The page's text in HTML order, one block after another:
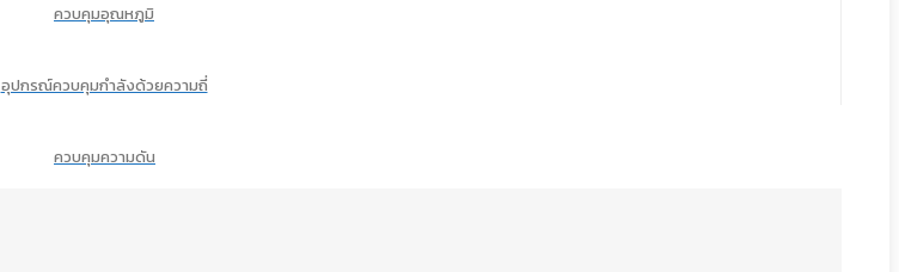
ควบคุมอุณหภูมิ
อุปกรณ์ควบคุมกำลังด้วยความถี่
ควบคุมความดัน